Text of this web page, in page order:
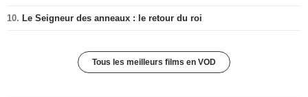
10. Le Seigneur des anneaux : le retour du roi
Tous les meilleurs films en VOD